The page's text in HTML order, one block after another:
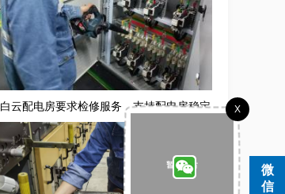
白云配电房要求检修服务，支持配电房稳定
微
信
X